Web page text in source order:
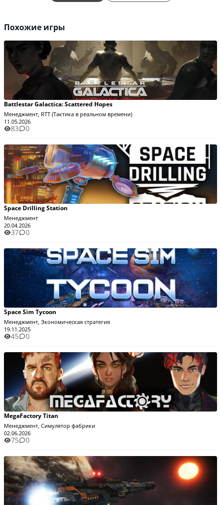
Похожие игры
Battlestar Galactica: Scattered Hopes
Менеджмент, RTT (Тактика в реальном времени)
11.05.2026
83 0
Space Drilling Station
Менеджмент
20.04.2026
37 0
Space Sim Tycoon
Менеджмент, Экономическая стратегия
19.11.2025
45 0
MegaFactory Titan
Менеджмент, Симулятор фабрики
02.06.2026
75 0